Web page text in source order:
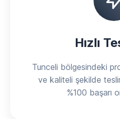
Hızlı
Tunceli bölgesindeki
ve kaliteli şekilde
%100 başarı